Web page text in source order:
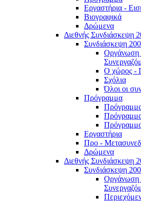
Εργαστήρια -
Βιογραφικά
Δρώμενα
Διεθνής Συνδιάσκεψη
Συνδιάσκεψη
Οργάνωση
Ο χώρος -
Σχόλια
Όλοι οι
Πρόγραμμα
Εργαστήρια
Προ -
Δρώμενα
Διεθνής Συνδιάσκεψη
Συνδιάσκεψη
Οργάνωση